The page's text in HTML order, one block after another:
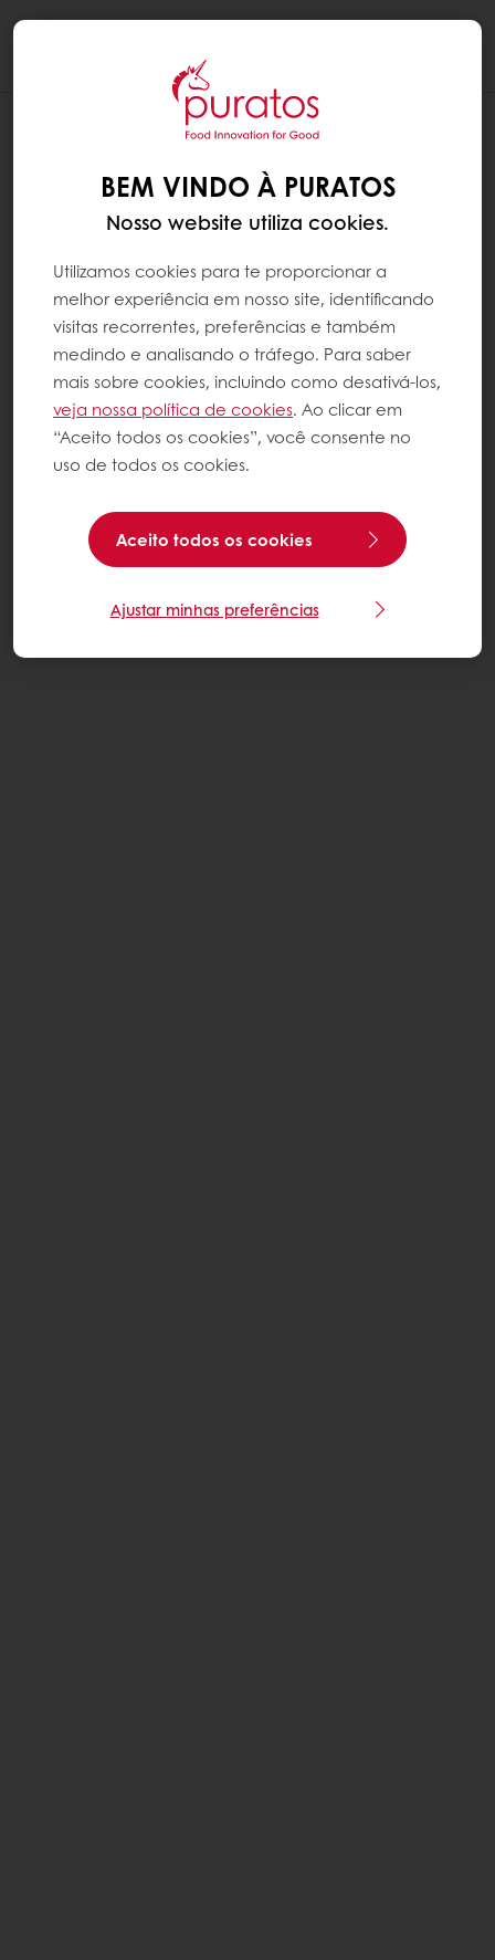
BEM VINDO À PURATOS
Nosso website utiliza cookies.
Utilizamos cookies para te proporcionar a
melhor experiência em nosso site, identificando
visitas recorrentes, preferências e também
medindo e analisando o tráfego. Para saber
mais sobre cookies, incluindo como desativá-los,
veja nossa política de cookies. Ao clicar em
“Aceito todos os cookies”, você consente no
uso de todos os cookies.
Aceito todos os cookies
Ajustar minhas preferências